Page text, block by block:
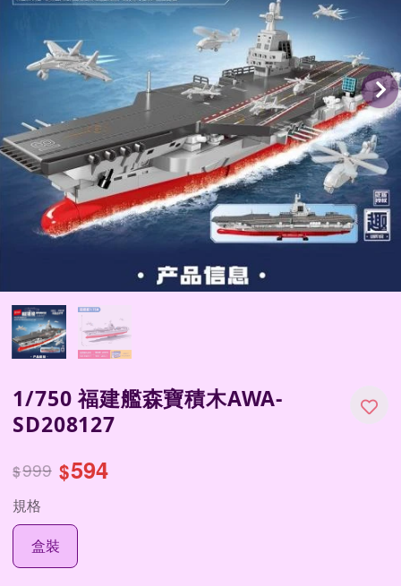
1/750 福建艦森寶積木AWA-
SD208127
$999 $594
規格
盒裝